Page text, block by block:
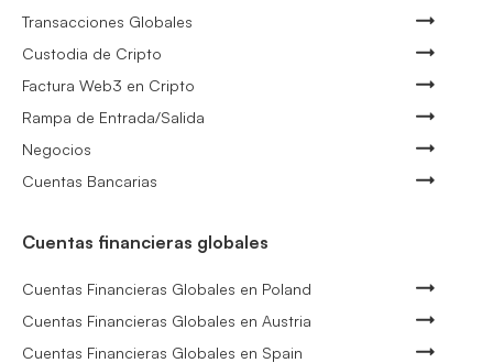
Transacciones Globales
Custodia de Cripto
Factura Web3 en Cripto
Rampa de Entrada/Salida
Negocios
Cuentas Bancarias
Cuentas financieras globales
Cuentas Financieras Globales en Poland
Cuentas Financieras Globales en Austria
Cuentas Financieras Globales en Spain